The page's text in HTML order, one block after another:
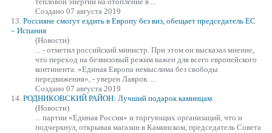
Создано 07 августа 2019
13. Россияне смогут ездить в Европу без виз, обещает председатель ЕС
– Испания
(Новости)
... - отметил российский министр. При этом он высказал мнение,
что переход на безвизовый режим важен для всего европейского
континента. «Единая Европа немыслима без свободы
передвижения», - уверен Лавров. ...
Создано 07 августа 2019
14. РОДНИКОВСКИЙ РАЙОН: Лучший подарок каминцам
(Новости)
... партии «Единая Россия» и торгующих организаций, что и
подчеркнул, открывая магазин в Каминском, председатель Совета